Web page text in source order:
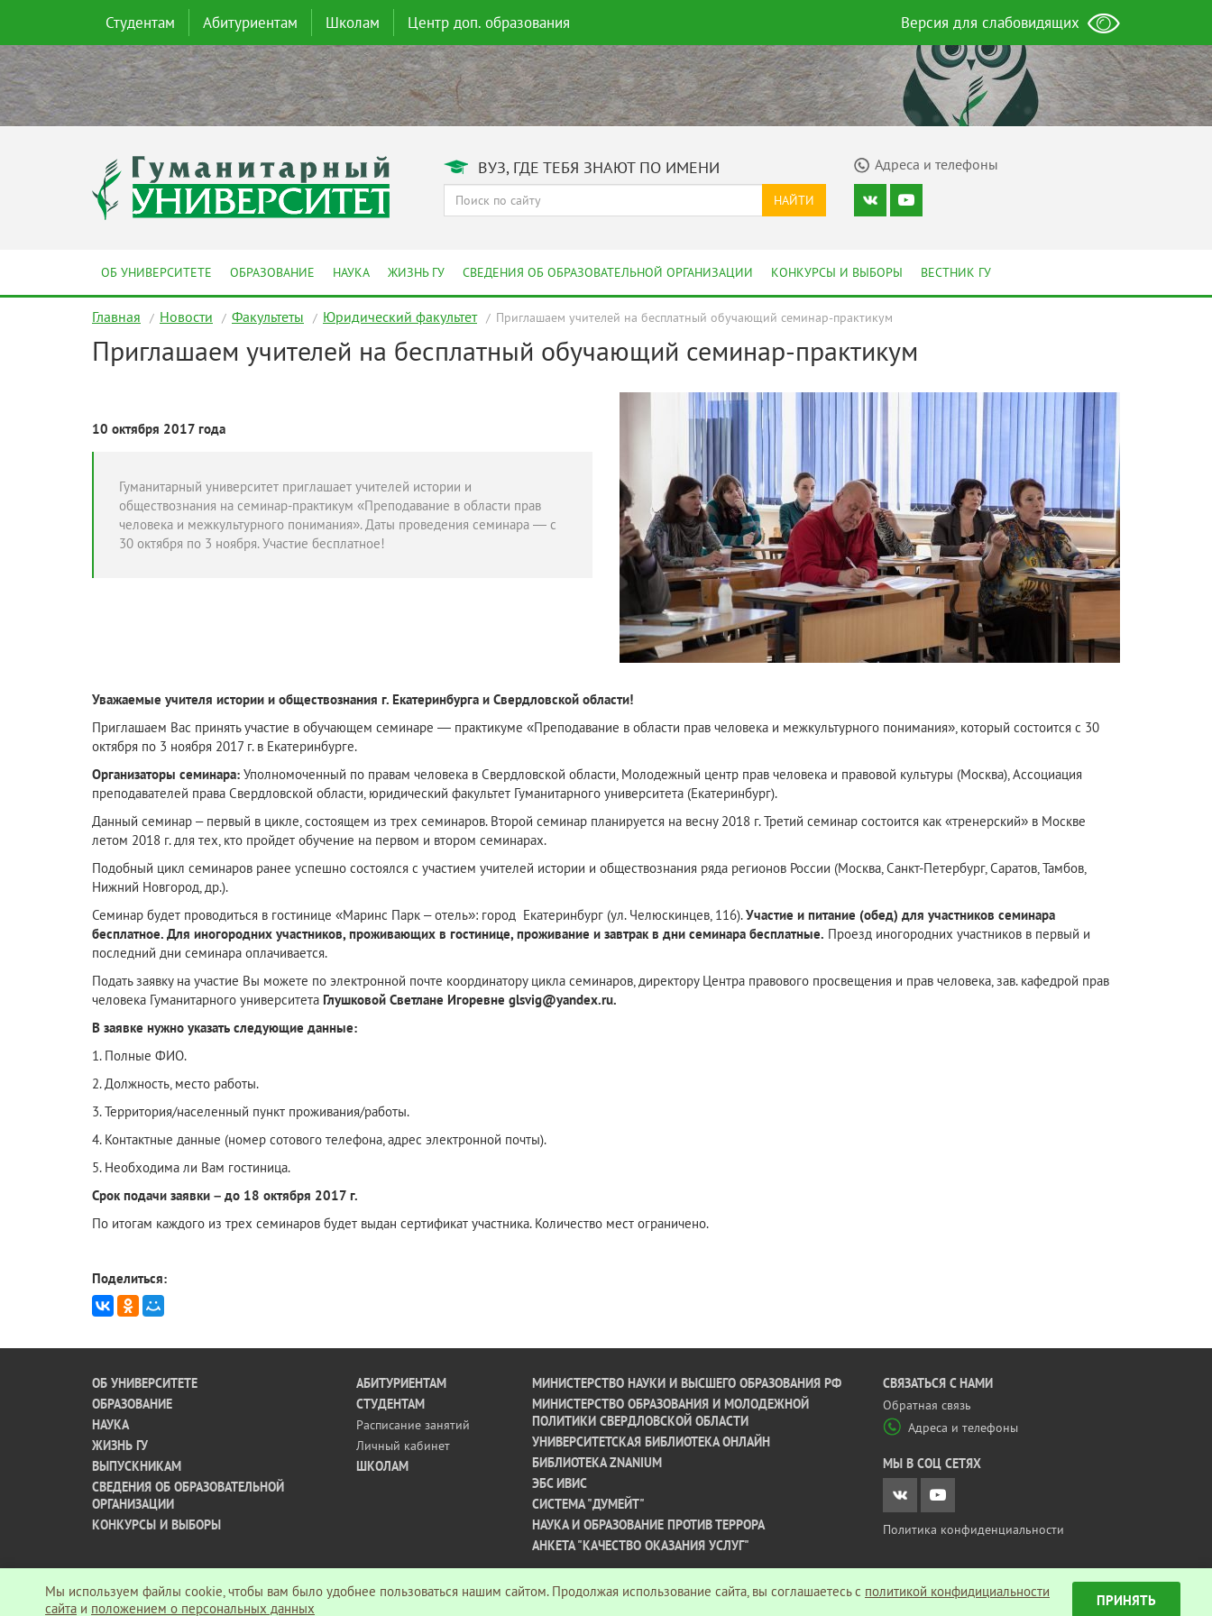
Студентам Абитуриентам Школам Центр доп. образования Версия для слабовидящих
ВУЗ, ГДЕ ТЕБЯ ЗНАЮТ ПО ИМЕНИ Адреса и телефоны
НАЙТИ
ОБ УНИВЕРСИТЕТЕ ОБРАЗОВАНИЕ НАУКА ЖИЗНЬ ГУ СВЕДЕНИЯ ОБ ОБРАЗОВАТЕЛЬНОЙ ОРГАНИЗАЦИИ КОНКУРСЫ И ВЫБОРЫ ВЕСТНИК ГУ
Главная Новости Факультеты Юридический факультет Приглашаем учителей на бесплатный обучающий семинар-практикум
Приглашаем учителей на бесплатный обучающий семинар-практикум
10 октября 2017 года
Гуманитарный университет приглашает учителей истории и
обществознания на семинар-практикум «Преподавание в области прав
человека и межкультурного понимания». Даты проведения семинара — с
30 октября по 3 ноября. Участие бесплатное!
Уважаемые учителя истории и обществознания г. Екатеринбурга и Свердловской области!
Приглашаем Вас принять участие в обучающем семинаре — практикуме «Преподавание в области прав человека и межкультурного понимания», который состоится с 30
октября по 3 ноября 2017 г. в Екатеринбурге.
Организаторы семинара: Уполномоченный по правам человека в Свердловской области, Молодежный центр прав человека и правовой культуры (Москва), Ассоциация
преподавателей права Свердловской области, юридический факультет Гуманитарного университета (Екатеринбург).
Данный семинар – первый в цикле, состоящем из трех семинаров. Второй семинар планируется на весну 2018 г. Третий семинар состоится как «тренерский» в Москве
летом 2018 г. для тех, кто пройдет обучение на первом и втором семинарах.
Подобный цикл семинаров ранее успешно состоялся с участием учителей истории и обществознания ряда регионов России (Москва, Санкт-Петербург, Саратов, Тамбов,
Нижний Новгород, др.).
Семинар будет проводиться в гостинице «Маринс Парк – отель»: город Екатеринбург (ул. Челюскинцев, 116).Участие и питание (обед) для участников семинара
бесплатное. Для иногородних участников, проживающих в гостинице, проживание и завтрак в дни семинара бесплатные. Проезд иногородних участников в первый и
последний дни семинара оплачивается.
Подать заявку на участие Вы можете по электронной почте координатору цикла семинаров, директору Центра правового просвещения и прав человека, зав. кафедрой прав
человека Гуманитарного университета Глушковой Светлане Игоревне glsvig@yandex.ru.
В заявке нужно указать следующие данные:
1. Полные ФИО.
2. Должность, место работы.
3. Территория/населенный пункт проживания/работы.
4. Контактные данные (номер сотового телефона, адрес электронной почты).
5. Необходима ли Вам гостиница.
Срок подачи заявки – до 18 октября 2017 г.
По итогам каждого из трех семинаров будет выдан сертификат участника. Количество мест ограничено.
Поделиться:
ОБ УНИВЕРСИТЕТЕ
ОБРАЗОВАНИЕ
НАУКА
ЖИЗНЬ ГУ
ВЫПУСКНИКАМ
СВЕДЕНИЯ ОБ ОБРАЗОВАТЕЛЬНОЙ
ОРГАНИЗАЦИИ
КОНКУРСЫ И ВЫБОРЫ
АБИТУРИЕНТАМ
СТУДЕНТАМ
Расписание занятий
Личный кабинет
ШКОЛАМ
МИНИСТЕРСТВО НАУКИ И ВЫСШЕГО ОБРАЗОВАНИЯ РФ
МИНИСТЕРСТВО ОБРАЗОВАНИЯ И МОЛОДЕЖНОЙ
ПОЛИТИКИ СВЕРДЛОВСКОЙ ОБЛАСТИ
УНИВЕРСИТЕТСКАЯ БИБЛИОТЕКА ОНЛАЙН
БИБЛИОТЕКА ZNANIUM
ЭБС ИВИС
СИСТЕМА "ДУМЕЙТ"
НАУКА И ОБРАЗОВАНИЕ ПРОТИВ ТЕРРОРА
АНКЕТА "КАЧЕСТВО ОКАЗАНИЯ УСЛУГ"
CВЯЗАТЬСЯ С НАМИ
Обратная связь
Адреса и телефоны
МЫ В СОЦ СЕТЯХ
Политика конфиденциальности
© АНО ВО «Гуманитарный университет», 2026 г.
Мы используем файлы cookie, чтобы вам было удобнее пользоваться нашим сайтом. Продолжая использование сайта, вы соглашаетесь c политикой конфидициальности
сайта и положением о персональных данных ПРИНЯТЬ